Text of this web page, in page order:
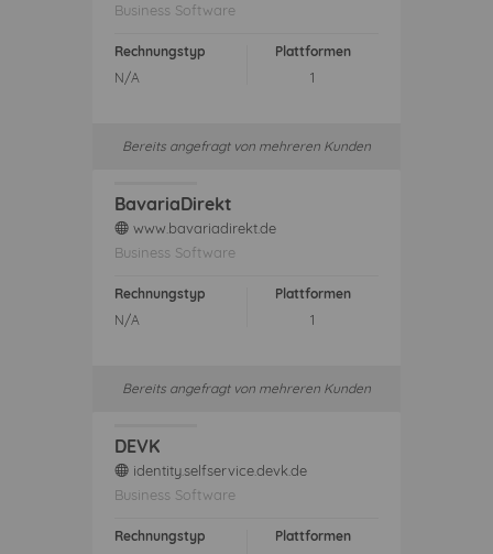
Business Software
Rechnungstyp
N/A
Plattformen
1
Bereits angefragt von mehreren Kunden
BavariaDirekt
web www.bavariadirekt.de
Business Software
Rechnungstyp
N/A
Plattformen
1
Bereits angefragt von mehreren Kunden
DEVK
web identity.selfservice.devk.de
Business Software
Rechnungstyp Plattformen